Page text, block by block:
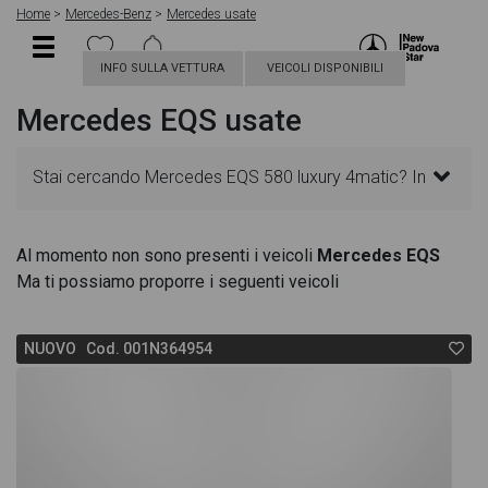
Home Mercedes-Benz Mercedes usate
INFO SULLA VETTURA VEICOLI DISPONIBILI
Mercedes EQS usate
Stai cercando Mercedes EQS 580 luxury 4matic? In
acquistare un veicolo Mercedes usato. Le schede
veicolo sono dettagliate e sempre aggiornate in
Al momento non sono presenti i veicoli Mercedes EQS
Ma ti possiamo proporre i seguenti veicoli
NUOVO Cod. 001N364954